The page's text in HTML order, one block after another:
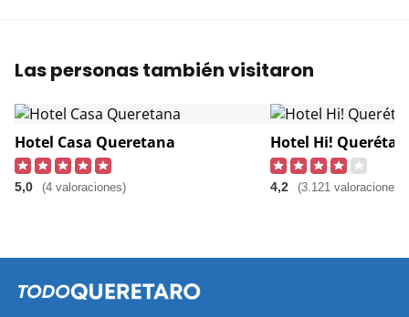
Las personas también visitaron
Hotel Casa Queretana
5,0 (4 valoraciones)
Hotel Hi!
4,2 (3.121 valoraciones)